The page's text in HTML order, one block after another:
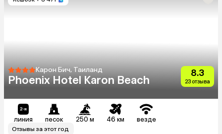
Карон Бич, Таиланд
Phoenix Hotel Karon Beach
8.3
23 отзыва
линия песок 250 м 46 км везде
Отзывы за этот год